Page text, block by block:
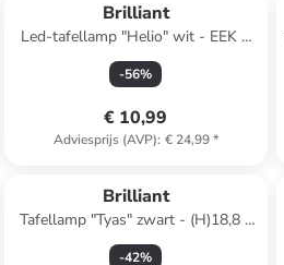
Brilliant
Led-tafellamp "Helio" wit - EEK F
(A tot G)
-56%
€ 10,99
Adviesprijs (AVP): € 24,99*
Brilliant
Tafellamp "Tyas" zwart - (H)18,8 x
Ø 27 cm
-42%